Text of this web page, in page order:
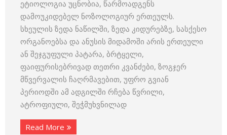
ეტიოლოგია უცნობია, წარმოადგენს
დამოუკიდებელ ნოზოლოგიურ ერთეულს.
სხეულის ზედა ნაწილში, ზედა კიდურებზე, სასქესო
ორგანოებსა და ანუსის მიდამოში არის ერთეული
ან შეჯგუფული პატარა, ბრტყელი,
ფაიფურისებრივად თეთრი კვანძები, ზოგჯერ
მწვერვალის ჩაღრმავებით, უფრო გვიან
პერიოდში ამ ადგილში რჩება წვრილი,
ატროფიული, შეჭმუხვნილად
Read More